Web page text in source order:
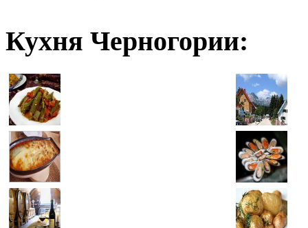
Кухня Черногории: